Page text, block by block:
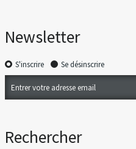
Newsletter
S'inscrire Se désinscrire
Rechercher